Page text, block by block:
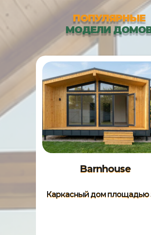
Barnhouse
Каркасный дом площадью
ПОПУЛЯРНЫЕ
МОДЕЛИ